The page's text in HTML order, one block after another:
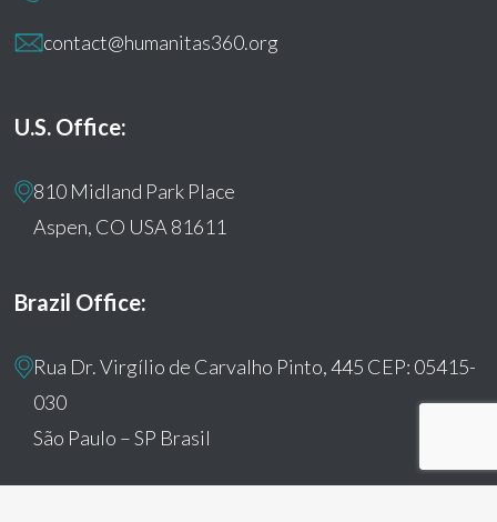
contact@humanitas360.org
U.S. Office:
810 Midland Park Place
Aspen, CO USA 81611
Brazil Office:
Rua Dr. Virgílio de Carvalho Pinto, 445 CEP: 05415-
030
São Paulo – SP Brasil